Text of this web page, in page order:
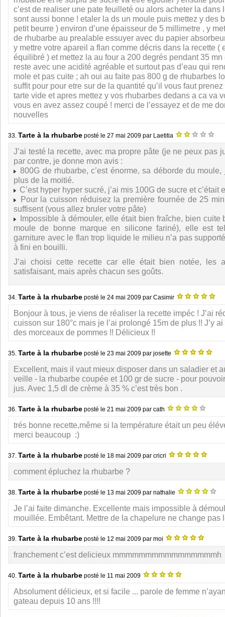
c’est de realiser une pate feuilleté ou alors acheter la dans
sont aussi bonne ! etaler la ds un moule puis mettez y des
petit beurre ) environ d’une épaisseur de 5 millimetre , y
de rhubarbe au prealable essuyer avec du papier
y mettre votre apareil a flan comme décris dans la recette (
équilibré ) et mettez la au four a 200 degrés pendant 35 mn
reste avec une acidité agréable et surtout pas d’eau qui
mole et pas cuite ; ah oui au faite pas 800 g de rhubarbes
suffit pour pour etre sur de la quantité qu’il vous faut
tarte vide et apres mettez y vos rhubarbes dedans a ca va
vous en avez assez coupé ! merci de l’essayez et de me
nouvelles
33. Tarte à la rhubarbe posté le 27 mai 2009 par Laetitia
J’ai testé la recette, avec ma propre pâte (je ne peux pas
par contre, je donne mon avis :
800G de rhubarbe, c’est énorme, sa déborde du moule,
plus de la moitié.
C’est hyper hyper sucré, j’ai mis 100G de sucre et c’était
Pour la cuisson réduisez la première fournée de 25
suffisent (vous allez bruler votre pâte)
Impossible à démouler, elle était bien fraîche, bien cuite
moule de bonne marque en silicone fariné), elle est
garniture avec le flan trop liquide le milieu n’a pas
à fini en bouilli.
J’ai choisi cette recette car elle était bien notée, les
satisfaisant, mais après chacun ses goûts.
34. Tarte à la rhubarbe posté le 24 mai 2009 par Casimir
Bonjour à tous, je viens de réaliser la recette impéc ! J’ai
cuisson sur 180°c mais je l’ai prolongé 15m de plus !! J’y
des morceaux de pommes !! Délicieux !!
35. Tarte à la rhubarbe posté le 23 mai 2009 par josette
Excellent, mais il vaut mieux disposer dans un saladier et
veille - la rhubarbe coupée et 100 gr de sucre - pour
jus. Avec 1,5 dl de crème à 35 % c’est très bon .
36. Tarte à la rhubarbe posté le 21 mai 2009 par cath
trés bonne recette,même si la température était un peu
merci beaucoup :)
37. Tarte à la rhubarbe posté le 18 mai 2009 par cricri
comment épluchez la rhubarbe ?
38. Tarte à la rhubarbe posté le 13 mai 2009 par nathalie
Je l’ai faite dimanche. Excellente mais impossible à
mouillée. Embêtant. Mettre de la chapelure ne change pas
39. Tarte à la rhubarbe posté le 12 mai 2009 par moi
franchement c’est delicieux mmmmmmmmmmmmmmmmh
40. Tarte à la rhubarbe posté le 11 mai 2009
Absolument délicieux, et si facile ... parole de femme
gateau depuis 10 ans !!!!